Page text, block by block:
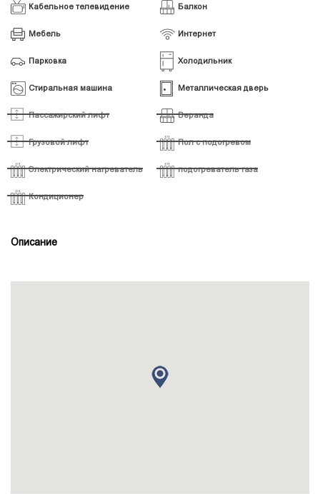
Кабельное телевидение Балкон
Мебель Интернет
Парковка Холодильник
Стиральная машина Металлическая дверь
Пассажирский лифт Веранда
Грузовой лифт Пол с подогревом
Электрический нагреватель подогреватель газа
Кондиционер
Описание